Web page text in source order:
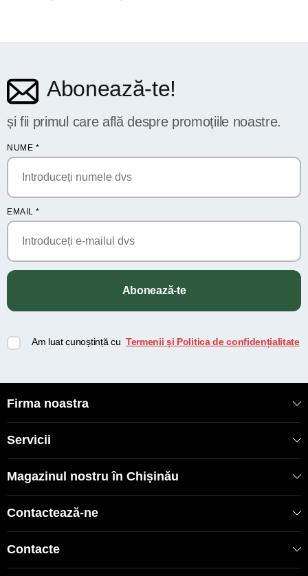
Abonează-te!
și fii primul care află despre promoțiile noastre.
NUME *
EMAIL *
Abonează-te
Am luat cunoștință cu Termenii și Politica de confidențialitate
Firma noastra
Servicii
Magazinul nostru în Chișinău
Contactează-ne
Contacte